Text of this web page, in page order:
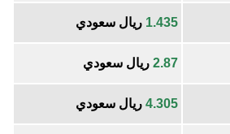
1.435 ريال سعودي
2.87 ريال سعودي
4.305 ريال سعودي